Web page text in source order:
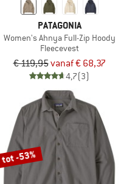
PATAGONIA
Women's Ahnya Full-Zip Hoody
Fleecevest
€ 119,95vanaf € 68,37
4,7(3)
tot -53%